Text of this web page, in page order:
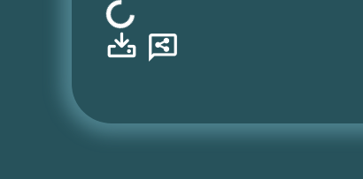
Φόρτωση...